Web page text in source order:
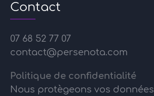
Contact
07 68 52 77 07
contact@persenota.com
Politique de confidentialité
Nous protègeons vos données